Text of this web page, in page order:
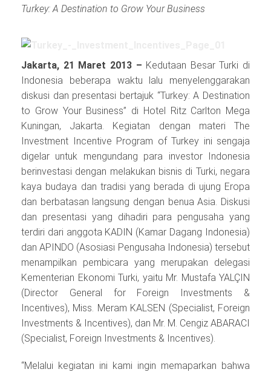
Turkey: A Destination to Grow Your Business
Jakarta, 21 Maret 2013 – Kedutaan Besar Turki di
Indonesia beberapa waktu lalu menyelenggarakan
diskusi dan presentasi bertajuk “Turkey: A Destination
to Grow Your Business” di Hotel Ritz Carlton Mega
Kuningan, Jakarta. Kegiatan dengan materi The
Investment Incentive Program of Turkey ini sengaja
digelar untuk mengundang para investor Indonesia
berinvestasi dengan melakukan bisnis di Turki, negara
kaya budaya dan tradisi yang berada di ujung Eropa
dan berbatasan langsung dengan benua Asia. Diskusi
dan presentasi yang dihadiri para pengusaha yang
terdiri dari anggota KADIN (Kamar Dagang Indonesia)
dan APINDO (Asosiasi Pengusaha Indonesia) tersebut
menampilkan pembicara yang merupakan delegasi
Kementerian Ekonomi Turki, yaitu Mr. Mustafa YALÇIN
(Director General for Foreign Investments &
Incentives), Miss. Meram KALSEN (Specialist, Foreign
Investments & Incentives), dan Mr. M. Cengiz ABARACI
(Specialist, Foreign Investments & Incentives).
“Melalui kegiatan ini kami ingin memaparkan bahwa